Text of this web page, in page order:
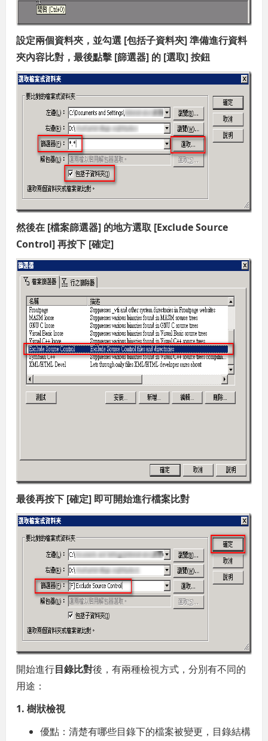
設定兩個資料夾，並勾選 [包括子資料夾] 準備進行資料
夾內容比對，最後點擊 [篩選器] 的 [選取] 按鈕
然後在 [檔案篩選器] 的地方選取 [Exclude Source
Control] 再按下 [確定]
最後再按下 [確定] 即可開始進行檔案比對
開始進行目錄比對後，有兩種檢視方式，分別有不同的
用途：
1. 樹狀檢視
優點：清楚有哪些目錄下的檔案被變更，目錄結構